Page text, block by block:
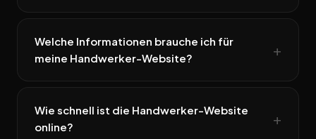
Welche Informationen brauche ich für
meine Handwerker-Website?
Wie schnell ist die Handwerker-Website
online?